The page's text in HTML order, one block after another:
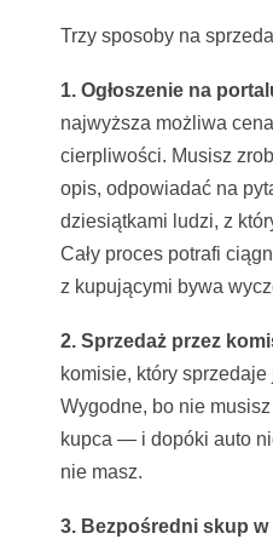
Trzy sposoby na
1. Ogłoszenie na
najwyższa możliwa
cierpliwości. Musisz
opis, odpowiadać na
dziesiątkami ludzi, z
Cały proces potrafi
z kupującymi bywa
2. Sprzedaż przez
komisie, który
Wygodne, bo nie
kupca — i dopóki auto
nie masz.
3. Bezpośredni skup